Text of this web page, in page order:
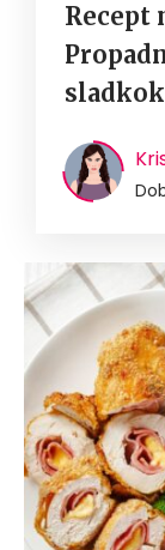
Recept